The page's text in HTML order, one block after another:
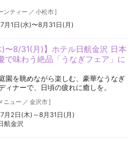
ンティー ／ 小松市]
月1日(水)〜8月31日(月)
)〜8/31(月)】ホテル日航金沢 日本
で味わう絶品「うなぎフェア」に
園を眺めながら楽しむ、豪華なうなぎ
ィナーで、日頃の疲れに癒しを。
ニュー ／ 金沢市]
月2日(木)～8月31日(月)
航金沢